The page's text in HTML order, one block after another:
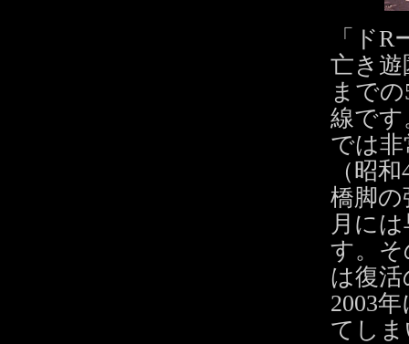
「ド
亡き
まで
線で
では非
（昭
橋脚の
月に
す。そ
は復
2003
てし